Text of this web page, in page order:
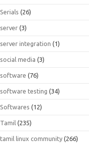
Serials (26)
server (3)
server integration (1)
social media (3)
software (76)
software testing (34)
Softwares (12)
Tamil (235)
tamil linux community (266)